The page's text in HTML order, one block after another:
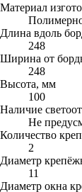
Материал
Длина вдоль
248
Ширина от
248
Высота, мм
100
Наличие
Не
Количество
2
Диаметр
11
Диаметр окна